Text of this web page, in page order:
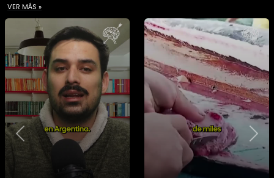
VER MÁS »
Previous